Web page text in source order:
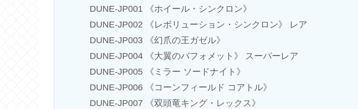
DUNE-JP001 《ホイール・シンクロン》
DUNE-JP002 《レボリューション・シンクロン》 レア
DUNE-JP003 《幻爪の王ガゼル》
DUNE-JP004 《大翼のバフォメット》 スーパーレア
DUNE-JP005 《ミラー ソードナイト》
DUNE-JP006 《コーンフィールド コアトル》
DUNE-JP007 《双頭竜キング・レックス》